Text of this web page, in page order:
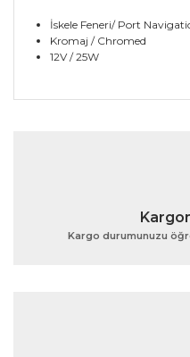
İskele Feneri/ Port
Kromaj / Chromed
12V / 25W
Bu ürünün fiyat bilgisi,
Ürün açıklamasında
Kargo durumunuzu